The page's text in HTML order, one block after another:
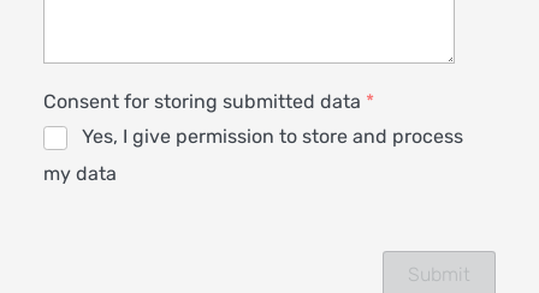
Consent for storing submitted data *
Yes, I give permission to store and process
my data